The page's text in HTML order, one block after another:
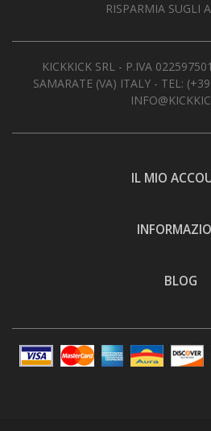
RISPARMIA SUGLI
KICKKICK SRL - P.IVA
SAMARATE (VA) ITALY - TEL:
IL MIO
BLOG